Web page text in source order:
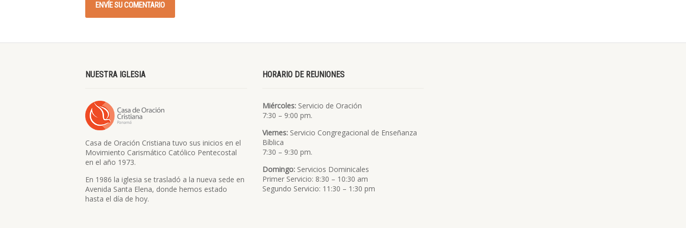
NUESTRA IGLESIA
Casa de Oración Cristiana tuvo sus inicios en el
Movimiento Carismático Católico Pentecostal
en el año 1973.
En 1986 la iglesia se trasladó a la nueva sede en
Avenida Santa Elena, donde hemos estado
hasta el día de hoy.
HORARIO DE REUNIONES
Miércoles:Servicio de Oración
7:30 – 9:00 pm.
Viernes:Servicio Congregacional de Enseñanza
Bíblica
7:30 – 9:30 pm.
Domingo:Servicios Dominicales
Primer Servicio: 8:30 – 10:30 am
Segundo Servicio: 11:30 – 1:30 pm